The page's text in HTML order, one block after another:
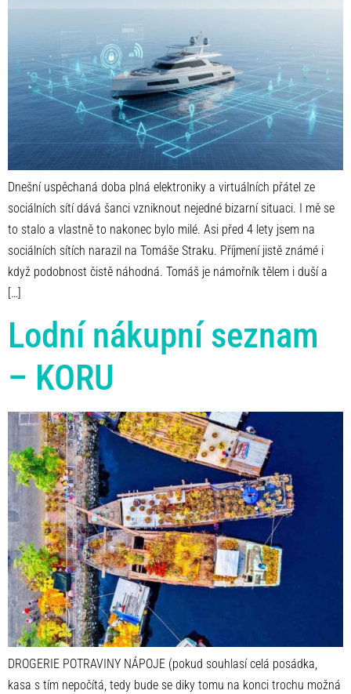
Dnešní uspěchaná doba plná elektroniky a virtuálních přátel ze
sociálních sítí dává šanci vzniknout nejedné bizarní situaci. I mě se
to stalo a vlastně to nakonec bylo milé. Asi před 4 lety jsem na
sociálních sítích narazil na Tomáše Straku. Příjmení jistě známé i
když podobnost čistě náhodná. Tomáš je námořník tělem i duší a
[…]
Lodní nákupní seznam
– KORU
DROGERIE POTRAVINY NÁPOJE (pokud souhlasí celá posádka,
kasa s tím nepočítá, tedy bude se diky tomu na konci trochu možná